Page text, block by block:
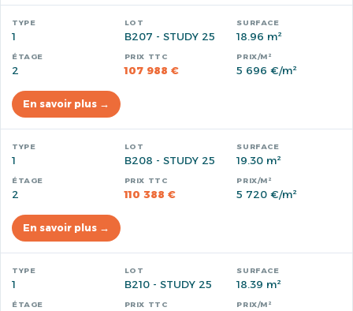
1 B207 - STUDY 25 18.96 m²
2 107 988 € 5 696 €/m²
En savoir plus →
1 B208 - STUDY 25 19.30 m²
2 110 388 € 5 720 €/m²
En savoir plus →
1 B210 - STUDY 25 18.39 m²